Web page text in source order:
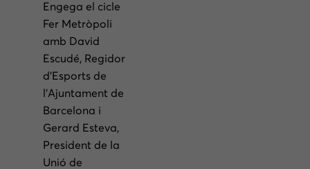
Engega el cicle
Fer Metròpoli
amb David
Escudé, Regidor
d’Esports de
l’Ajuntament de
Barcelona i
Gerard Esteva,
President de la
Unió de